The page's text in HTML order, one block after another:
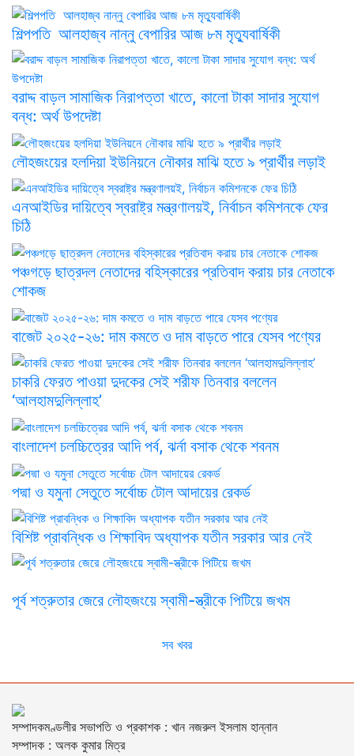
শিল্পপতি আলহাজ্ব নান্নু বেপারির আজ ৮ম মৃত্যুবার্ষিকী
বরাদ্দ বাড়ল সামাজিক নিরাপত্তা খাতে, কালো টাকা সাদার সুযোগ
বন্ধ: অর্থ উপদেষ্টা
লৌহজংয়ের হলদিয়া ইউনিয়নে নৌকার মাঝি হতে ৯ প্রার্থীর লড়াই
এনআইডির দায়িত্বে স্বরাষ্ট্র মন্ত্রণালয়ই, নির্বাচন কমিশনকে ফের
চিঠি
পঞ্চগড়ে ছাত্রদল নেতাদের বহিস্কারের প্রতিবাদ করায় চার নেতাকে
শোকজ
বাজেট ২০২৫-২৬: দাম কমতে ও দাম বাড়তে পারে যেসব পণ্যের
চাকরি ফেরত পাওয়া দুদকের সেই শরীফ তিনবার বললেন
‘আলহামদুলিল্লাহ’
বাংলাদেশ চলচ্চিত্রের আদি পর্ব, ঝর্না বসাক থেকে শবনম
পদ্মা ও যমুনা সেতুতে সর্বোচ্চ টোল আদায়ের রেকর্ড
বিশিষ্ট প্রাবন্ধিক ও শিক্ষাবিদ অধ্যাপক যতীন সরকার আর নেই
পূর্ব শত্রুতার জেরে লৌহজংয়ে স্বামী-স্ত্রীকে পিটিয়ে জখম
সব খবর
সম্পাদকমণ্ডলীর সভাপতি ও প্রকাশক : খান নজরুল ইসলাম হান্নান
সম্পাদক : অলক কুমার মিত্র